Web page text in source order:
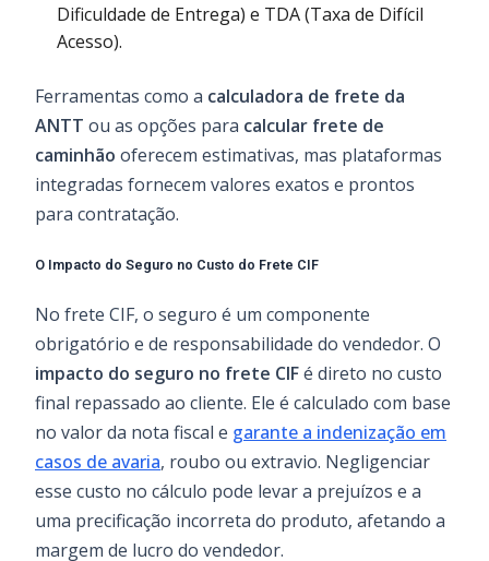
Dificuldade de Entrega) e TDA (Taxa de Difícil
Acesso).
Ferramentas como a calculadora de frete da
ANTT ou as opções para calcular frete de
caminhão oferecem estimativas, mas plataformas
integradas fornecem valores exatos e prontos
para contratação.
O Impacto do Seguro no Custo do Frete CIF
No frete CIF, o seguro é um componente
obrigatório e de responsabilidade do vendedor. O
impacto do seguro no frete CIFé direto no custo
final repassado ao cliente. Ele é calculado com base
no valor da nota fiscal e garante a indenização em
casos de avaria, roubo ou extravio. Negligenciar
esse custo no cálculo pode levar a prejuízos e a
uma precificação incorreta do produto, afetando a
margem de lucro do vendedor.